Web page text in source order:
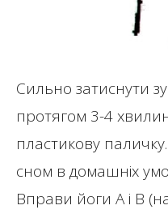
Сильно затиснути
протягом 3-4
пластикову
сном в домашніх
Вправи йоги А і В